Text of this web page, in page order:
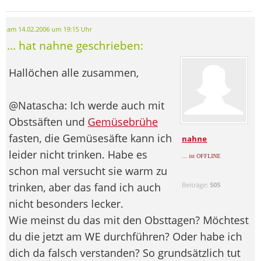
am 14.02.2006 um 19:15 Uhr
... hat nahne geschrieben:
nahne
... ist OFFLINE
Beiträge: 505
Hallöchen alle zusammen,
@Natascha: Ich werde auch mit
Obstsäften und Gemüsebrühe
fasten, die Gemüsesäfte kann ich
leider nicht trinken. Habe es
schon mal versucht sie warm zu
trinken, aber das fand ich auch
nicht besonders lecker.
Wie meinst du das mit den Obsttagen? Möchtest
du die jetzt am WE durchführen? Oder habe ich
dich da falsch verstanden? So grundsätzlich tut